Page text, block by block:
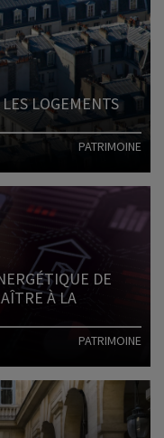
Lire l'article
LOGEMENTS
PATRIMOINE
Lire l'article
DE
À LA
PATRIMOINE
Lire l'article